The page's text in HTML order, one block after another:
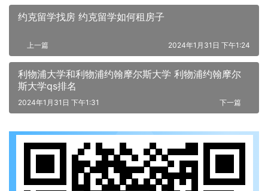
约克留学找房 约克留学如何租房子
上一篇 2024年1月31日 下午1:24
利物浦大学和利物浦约翰摩尔斯大学 利物浦约翰摩尔
斯大学qs排名
下一篇
2024年1月31日 下午1:31